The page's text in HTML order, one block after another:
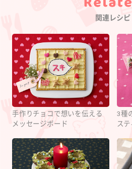
関連レシピ
手作りチョコで想いを伝える
メッセージボード
3種
ス